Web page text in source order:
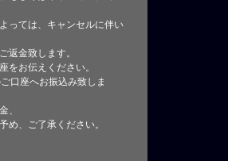
っては、キャンセルに伴い
返金致します。
をお伝えください。
口座へお振込み致しま
、
め、ご了承ください。